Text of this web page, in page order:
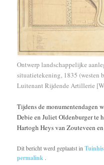
Ontwerp landschappelijke
situatietekening, 1835 (westen
Luitenant Rijdende Artillerie
Tijdens de monumentendagen
Debie en Juliet Oldenburger te
Hartogh Heys van Zouteveen
Dit bericht werd geplaatst in
permalink .